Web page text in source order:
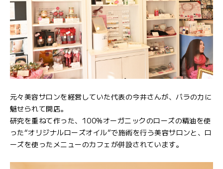
元々美容サロンを経営していた代表の今井さんが、バラの力に
魅せられて開店。
研究を重ねて作った、100%オーガニックのローズの精油を使
った“オリジナルローズオイル”で施術を行う美容サロンと、ロ
ーズを使ったメニューのカフェが併設されています。